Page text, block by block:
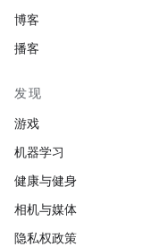
博客
播客
发现
游戏
机器学习
健康与健身
相机与媒体
隐私权政策